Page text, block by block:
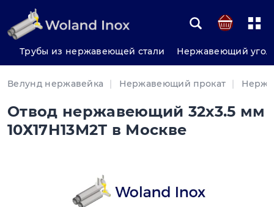
Трубы из нержавеющей стали Нержавеющий
Велунд нержавейка Нержавеющий прокат
Отвод нержавеющий 32х3.5 мм
10Х17Н13М2Т в Москве